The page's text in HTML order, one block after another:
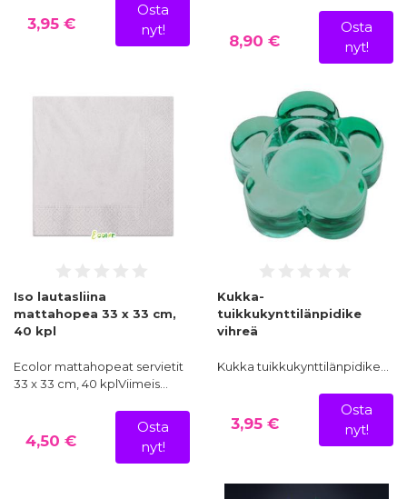
3,95 €
Osta
nyt!
8,90 €
Osta
nyt!
Iso lautasliina
mattahopea 33 x 33 cm,
40 kpl
Ecolor mattahopeat servietit
33 x 33 cm, 40 kplViimeis…
4,50 €
Osta
nyt!
Kukka-
tuikkukynttilänpidike
vihreä
Kukka tuikkukynttilänpidike…
3,95 €
Osta
nyt!